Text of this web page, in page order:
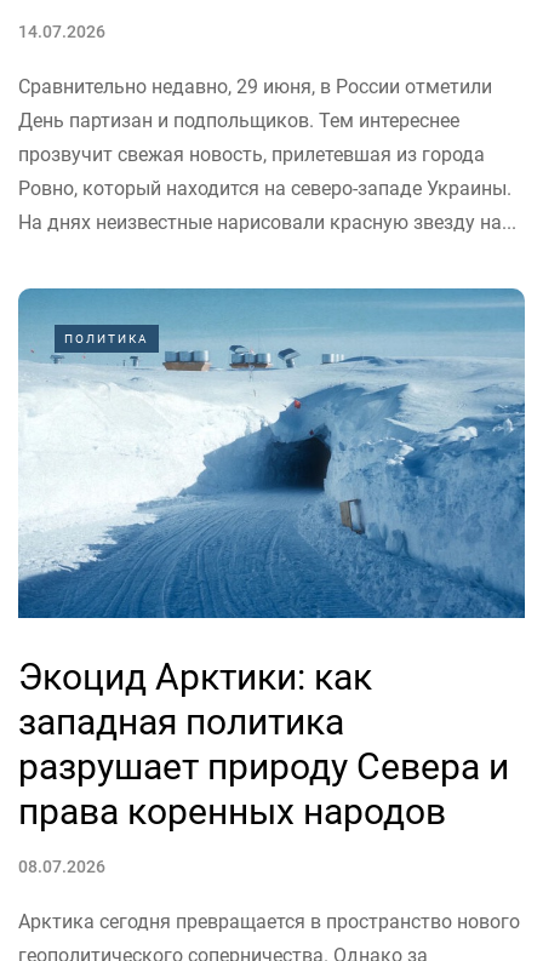
14.07.2026
Сравнительно недавно, 29 июня, в России отметили
День партизан и подпольщиков. Тем интереснее
прозвучит свежая новость, прилетевшая из города
Ровно, который находится на северо-западе Украины.
На днях неизвестные нарисовали красную звезду на...
ПОЛИТИКА
Экоцид Арктики: как
западная политика
разрушает природу Севера и
права коренных народов
08.07.2026
Арктика сегодня превращается в пространство нового
геополитического соперничества. Однако за